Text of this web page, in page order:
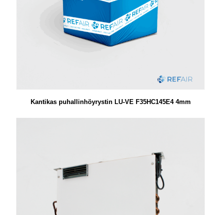
Kantikas puhallinhöyrystin LU-VE F35HC145E4 4mm